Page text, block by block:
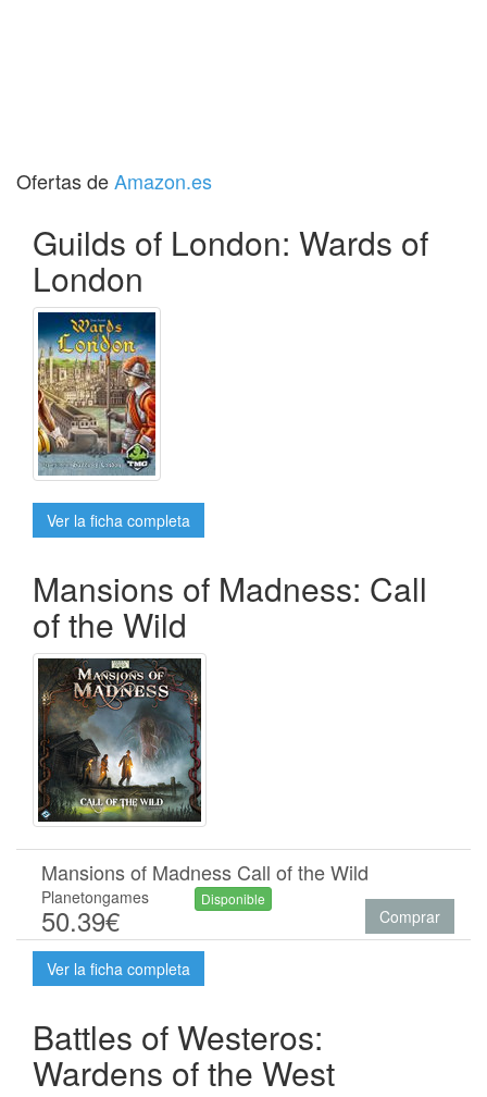
Ofertas deAmazon.es
Guilds of London: Wards of
London
Ver la ficha completa
Mansions of Madness: Call
of the Wild
Mansions of Madness Call of the Wild
Planetongames
50.39€
Disponible
Comprar
Ver la ficha completa
Battles of Westeros:
Wardens of the West